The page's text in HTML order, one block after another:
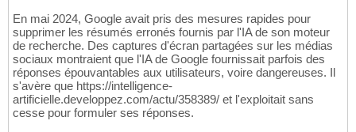
En mai 2024, Google avait pris des mesures rapides pour
supprimer les résumés erronés fournis par l'IA de son moteur
de recherche. Des captures d'écran partagées sur les médias
sociaux montraient que l'IA de Google fournissait parfois des
réponses épouvantables aux utilisateurs, voire dangereuses. Il
s'avère que https://intelligence-
artificielle.developpez.com/actu/358389/ et l'exploitait sans
cesse pour formuler ses réponses.